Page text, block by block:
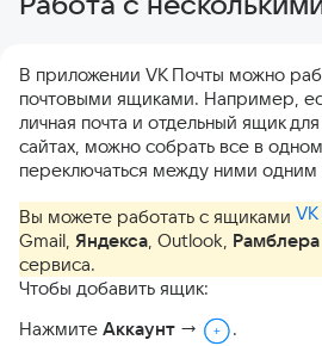
В приложении VK Почты можно
почтовыми ящиками. Например,
личная почта и отдельный ящик
сайтах, можно собрать все в
переключаться между ними одним
Вы можете работать с ящиками
Gmail, Яндекса, Outlook, Рамблера
сервиса.
Чтобы добавить ящик:
Нажмите Аккаунт →
.